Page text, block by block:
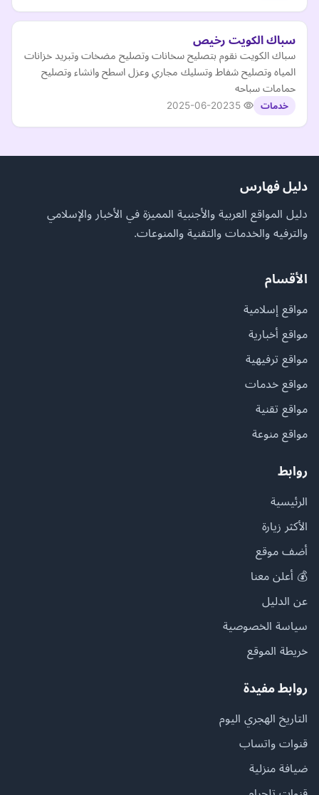
سباك الكويت رخيص
سباك الكويت نقوم بتصليح سخانات وتصليح مضخات وتبريد خزانات
المياه وتصليح شفاط وتسليك مجاري وعزل اسطح وانشاء وتصليح
حمامات سباحه
خدمات 2025-06-20
دليل فهارس
دليل المواقع العربية والأجنبية المميزة في الأخبار والإسلامي
والترفيه والخدمات والتقنية والمنوعات.
الأقسام
مواقع إسلامية
مواقع أخبارية
مواقع ترفيهية
مواقع خدمات
مواقع تقنية
مواقع منوعة
روابط
الرئيسية
الأكثر زيارة
أضف موقع
💰 أعلن معنا
عن الدليل
سياسة الخصوصية
خريطة الموقع
روابط مفيدة
التاريخ الهجري اليوم
قنوات واتساب
ضيافة منزلية